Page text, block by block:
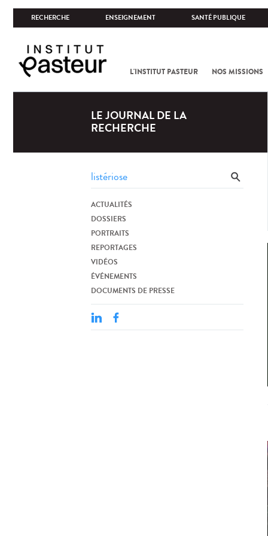
RECHERCHE ENSEIGNEMENT SANTÉ PUBLIQUE
L'INSTITUT PASTEUR NOS MISSIONS
LE JOURNAL DE LA
RECHERCHE
ACTUALITÉS
DOSSIERS
PORTRAITS
REPORTAGES
VIDÉOS
ÉVÉNEMENTS
DOCUMENTS DE PRESSE